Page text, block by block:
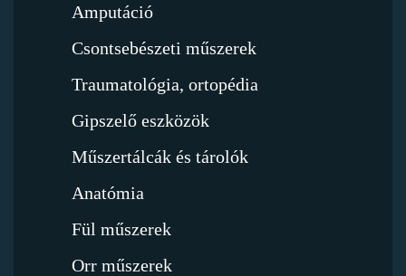
Amputáció
Csontsebészeti műszerek
Traumatológia, ortopédia
Gipszelő eszközök
Műszertálcák és tárolók
Anatómia
Fül műszerek
Orr műszerek